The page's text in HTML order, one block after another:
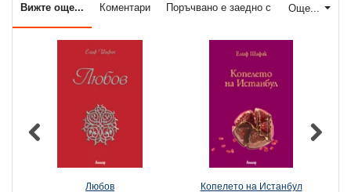
Още...
Вижте още... Коментари Поръчвано е заедно с
Любов
Копелето на Истанбул